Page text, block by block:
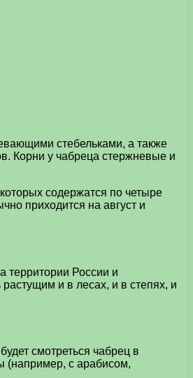
стебельками, а также
Корни у чабреца стержневые и
содержатся по четыре
приходится на август и
территории России и
и в лесах, и в степях, и
смотреться чабрец в
(например, с арабисом,